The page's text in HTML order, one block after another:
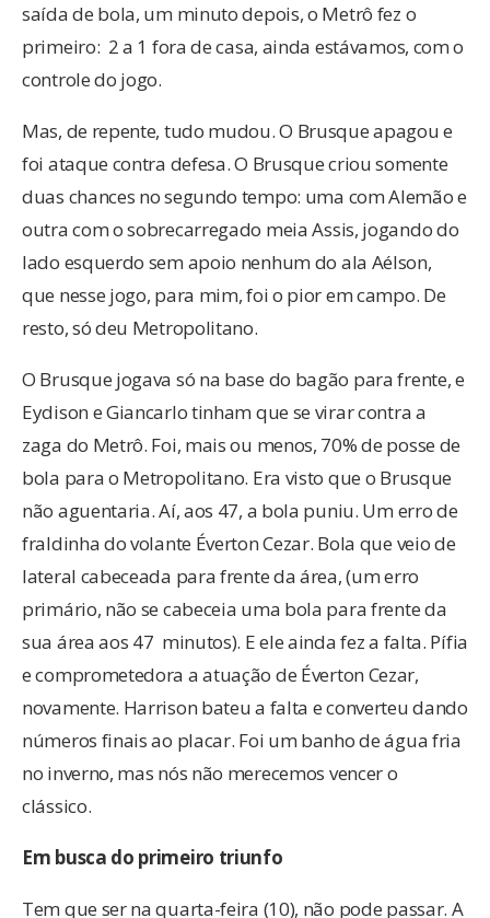
saída de bola, um minuto depois, o Metrô fez o
primeiro: 2 a 1 fora de casa, ainda estávamos, com o
controle do jogo.
Mas, de repente, tudo mudou. O Brusque apagou e
foi ataque contra defesa. O Brusque criou somente
duas chances no segundo tempo: uma com Alemão e
outra com o sobrecarregado meia Assis, jogando do
lado esquerdo sem apoio nenhum do ala Aélson,
que nesse jogo, para mim, foi o pior em campo. De
resto, só deu Metropolitano.
O Brusque jogava só na base do bagão para frente, e
Eydison e Giancarlo tinham que se virar contra a
zaga do Metrô. Foi, mais ou menos, 70% de posse de
bola para o Metropolitano. Era visto que o Brusque
não aguentaria. Aí, aos 47, a bola puniu. Um erro de
fraldinha do volante Éverton Cezar. Bola que veio de
lateral cabeceada para frente da área, (um erro
primário, não se cabeceia uma bola para frente da
sua área aos 47 minutos). E ele ainda fez a falta. Pífia
e comprometedora a atuação de Éverton Cezar,
novamente. Harrison bateu a falta e converteu dando
números finais ao placar. Foi um banho de água fria
no inverno, mas nós não merecemos vencer o
clássico.
Em busca do primeiro triunfo
Tem que ser na quarta-feira (10), não pode passar. A